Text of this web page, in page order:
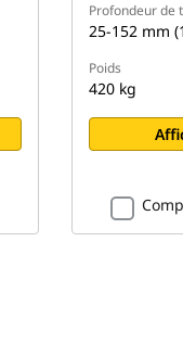
Profondeur de
25-152 mm
Poids
420 kg